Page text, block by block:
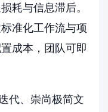
耗与信息滞后。
标准化工作流与项
成本，团队可即
代、崇尚极简文